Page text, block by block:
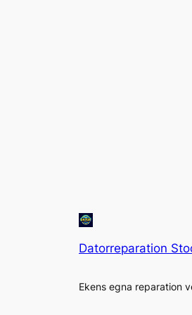
Datorreparation
Ekens egna reparation